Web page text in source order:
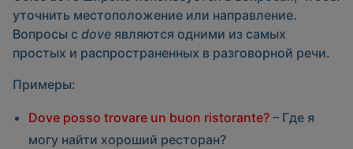
уточнить местоположение или направление.
Вопросы с dove являются одними из самых
простых и распространенных в разговорной речи.
Примеры:
Dove posso trovare un buon ristorante? – Где я
могу найти хороший ресторан?